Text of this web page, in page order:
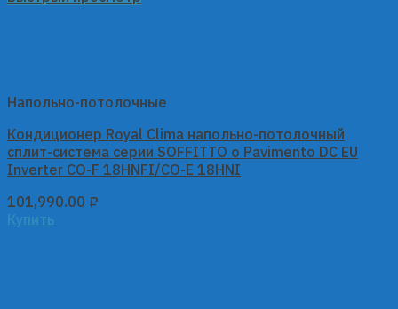
Напольно-потолочные
Кондиционер Royal Clima напольно-потолочный
сплит-система серии SOFFITTO o Pavimento DC EU
Inverter CO-F 18HNFI/CO-E 18HNI
101,990.00 ₽
Купить